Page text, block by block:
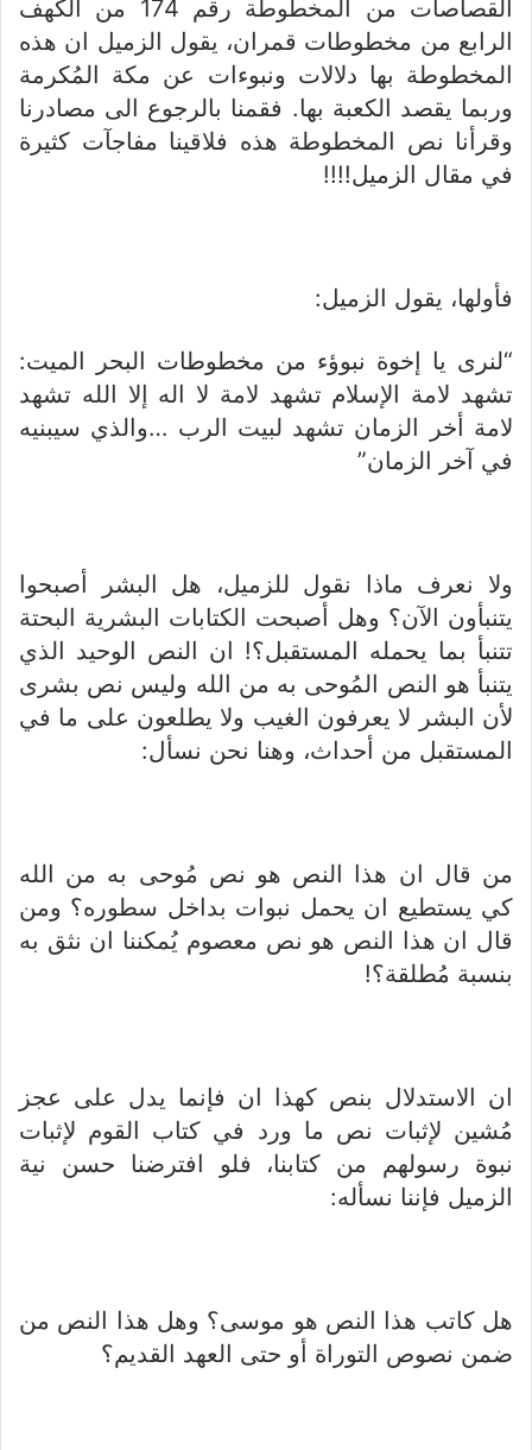
القصاصات من المخطوطة رقم 174 من الكهف
الرابع من مخطوطات قمران، يقول الزميل ان هذه
المخطوطة بها دلالات ونبوءات عن مكة المُكرمة
وربما يقصد الكعبة بها. فقمنا بالرجوع الى مصادرنا
وقرأنا نص المخطوطة هذه فلاقينا مفاجآت كثيرة
في مقال الزميل!!!!
فأولها، يقول الزميل:
“لنرى يا إخوة نبوؤء من مخطوطات البحر الميت:
تشهد لامة الإسلام تشهد لامة لا اله إلا الله تشهد
لامة أخر الزمان تشهد لبيت الرب …والذي سيبنيه
في آخر الزمان”
ولا نعرف ماذا نقول للزميل، هل البشر أصبحوا
يتنبأون الآن؟ وهل أصبحت الكتابات البشرية البحتة
تتنبأ بما يحمله المستقبل؟! ان النص الوحيد الذي
يتنبأ هو النص المُوحى به من الله وليس نص بشرى
لأن البشر لا يعرفون الغيب ولا يطلعون على ما في
المستقبل من أحداث، وهنا نحن نسأل:
من قال ان هذا النص هو نص مُوحى به من الله
كي يستطيع ان يحمل نبوات بداخل سطوره؟ ومن
قال ان هذا النص هو نص معصوم يُمكننا ان نثق به
بنسبة مُطلقة؟!
ان الاستدلال بنص كهذا ان فإنما يدل على عجز
مُشين لإثبات نص ما ورد في كتاب القوم لإثبات
نبوة رسولهم من كتابنا، فلو افترضنا حسن نية
الزميل فإننا نسأله:
هل كاتب هذا النص هو موسى؟ وهل هذا النص من
ضمن نصوص التوراة أو حتى العهد القديم؟